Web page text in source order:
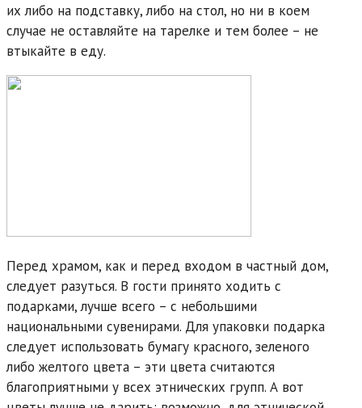
их либо на подставку, либо на стол, но ни в коем
случае не оставляйте на тарелке и тем более – не
втыкайте в еду.
Перед храмом, как и перед входом в частный дом,
следует разуться. В гости принято ходить с
подарками, лучше всего – с небольшими
национальными сувенирами. Для упаковки подарка
следует использовать бумагу красного, зеленого
либо желтого цвета – эти цвета считаются
благоприятными у всех этнических групп. А вот